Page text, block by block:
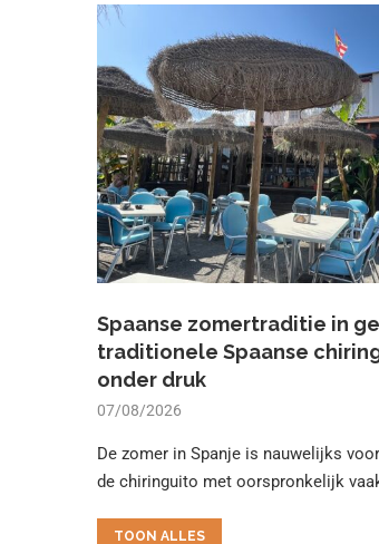
Spaanse zomertraditie in
traditionele Spaanse
onder druk
07/08/2026
De zomer in Spanje is nauwelijks
de chiringuito met oorspronkelijk
TOON ALLES